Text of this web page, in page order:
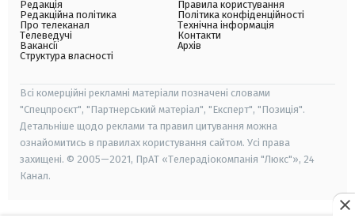
Редакція
Редакційна політика
Про телеканал
Телеведучі
Вакансії
Структура власності
Правила користування
Політика конфіденційності
Технічна інформація
Контакти
Архів
Всі комерційні рекламні матеріали позначені словами
"Спецпроєкт", "Партнерський матеріал", "Експерт", "Позиція".
Детальніше щодо реклами та правил цитування можна
ознайомитись в правилах користування сайтом. Усі права
захищені. © 2005—2021, ПрАТ «Телерадіокомпанія "Люкс"», 24
Канал.